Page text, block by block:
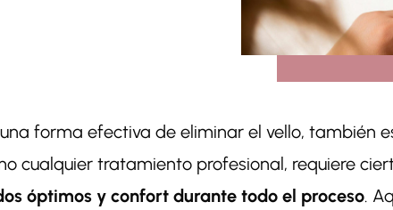
forma efectiva de eliminar el vello, también
cualquier tratamiento profesional, requiere
óptimos y confort durante todo el proceso.